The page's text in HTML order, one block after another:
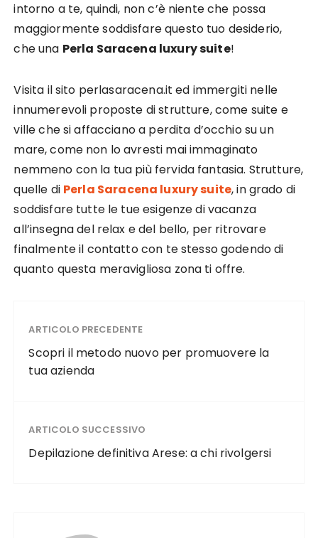
intorno a te, quindi, non c’è niente che possa
maggiormente soddisfare questo tuo desiderio,
che una Perla Saracena luxury suite!
Visita il sito perlasaracena.it ed immergiti nelle
innumerevoli proposte di strutture, come suite e
ville che si affacciano a perdita d’occhio su un
mare, come non lo avresti mai immaginato
nemmeno con la tua più fervida fantasia. Strutture,
quelle di Perla Saracena luxury suite, in grado di
soddisfare tutte le tue esigenze di vacanza
all’insegna del relax e del bello, per ritrovare
finalmente il contatto con te stesso godendo di
quanto questa meravigliosa zona ti offre.
ARTICOLO PRECEDENTE
Scopri il metodo nuovo per promuovere la
tua azienda
ARTICOLO SUCCESSIVO
Depilazione definitiva Arese: a chi rivolgersi